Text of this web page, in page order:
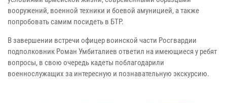
вооружений, военной техники и боевой амуницией, а также
попробовать самим посидеть в БТР.
В завершении встречи офицер воинской части Росгвардии
подполковник Роман Умбиталиев ответил на имеющиеся у ребят
вопросы, в свою очередь кадеты поблагодарили
военнослужащих за интересную и познавательную экскурсию.